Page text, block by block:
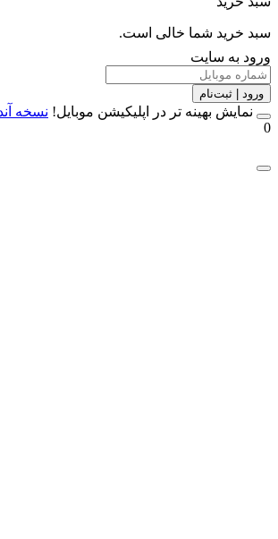
خرید شما خالی است.
به سایت
| ثبت‌نام
بهینه تر در اپلیکیشن موبایل!نسخه آندروید